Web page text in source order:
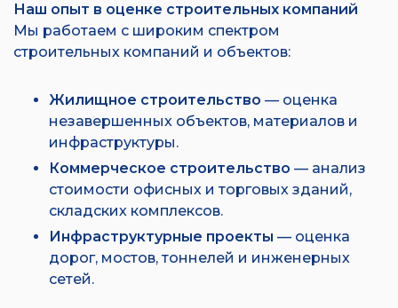
Наш опыт в оценке строительных компаний
Мы работаем с широким спектром
строительных компаний и объектов:
Жилищное строительство — оценка
незавершенных объектов, материалов и
инфраструктуры.
Коммерческое строительство — анализ
стоимости офисных и торговых зданий,
складских комплексов.
Инфраструктурные проекты — оценка
дорог, мостов, тоннелей и инженерных
сетей.